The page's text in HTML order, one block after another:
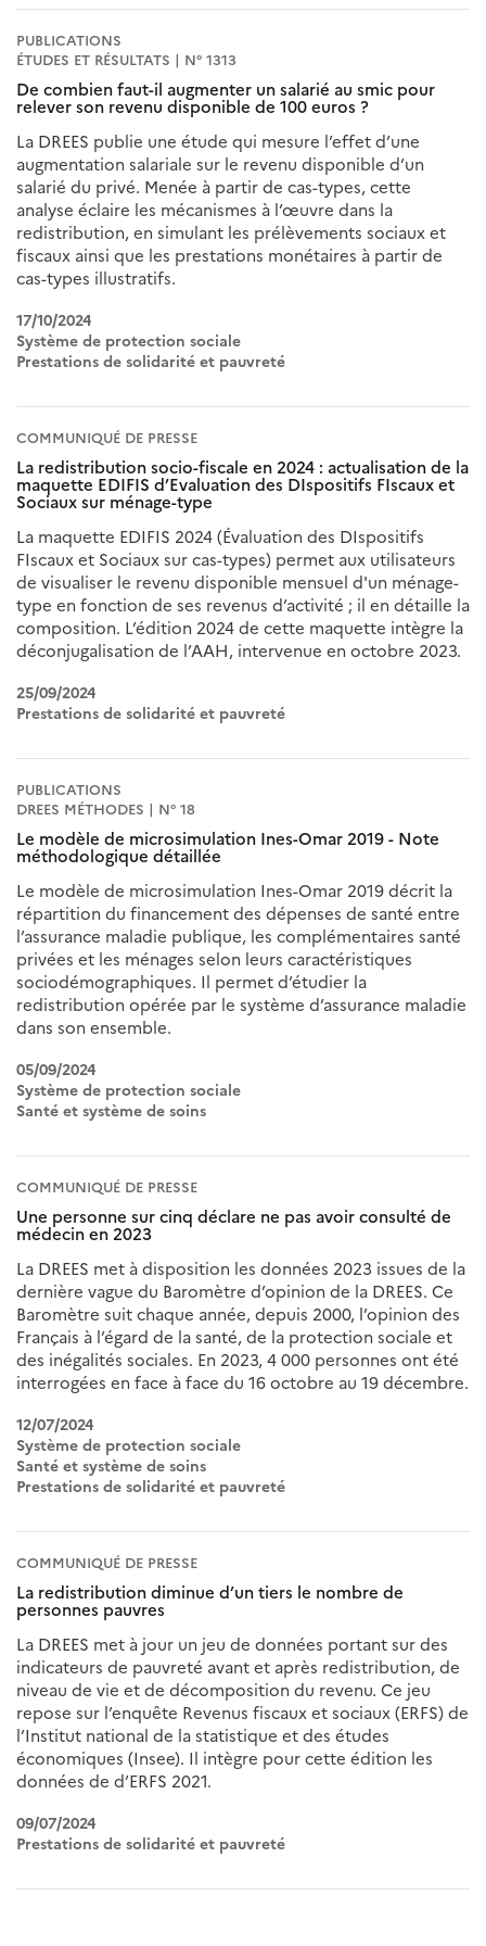
PUBLICATIONS
ÉTUDES ET RÉSULTATS | N° 1313
De combien faut-il augmenter un salarié au smic pour
relever son revenu disponible de 100 euros ?
La DREES publie une étude qui mesure l’effet d’une
augmentation salariale sur le revenu disponible d’un
salarié du privé. Menée à partir de cas-types, cette
analyse éclaire les mécanismes à l’œuvre dans la
redistribution, en simulant les prélèvements sociaux et
fiscaux ainsi que les prestations monétaires à partir de
cas-types illustratifs.
17/10/2024
Système de protection sociale
Prestations de solidarité et pauvreté
COMMUNIQUÉ DE PRESSE
La redistribution socio-fiscale en 2024 : actualisation de la
maquette EDIFIS d’Evaluation des DIspositifs FIscaux et
Sociaux sur ménage-type
La maquette EDIFIS 2024 (Évaluation des DIspositifs
FIscaux et Sociaux sur cas-types) permet aux utilisateurs
de visualiser le revenu disponible mensuel d'un ménage-
type en fonction de ses revenus d’activité ; il en détaille la
composition. L’édition 2024 de cette maquette intègre la
déconjugalisation de l’AAH, intervenue en octobre 2023.
25/09/2024
Prestations de solidarité et pauvreté
PUBLICATIONS
DREES MÉTHODES | N° 18
Le modèle de microsimulation Ines-Omar 2019 - Note
méthodologique détaillée
Le modèle de microsimulation Ines-Omar 2019 décrit la
répartition du financement des dépenses de santé entre
l’assurance maladie publique, les complémentaires santé
privées et les ménages selon leurs caractéristiques
sociodémographiques. Il permet d’étudier la
redistribution opérée par le système d’assurance maladie
dans son ensemble.
05/09/2024
Système de protection sociale
Santé et système de soins
COMMUNIQUÉ DE PRESSE
Une personne sur cinq déclare ne pas avoir consulté de
médecin en 2023
La DREES met à disposition les données 2023 issues de la
dernière vague du Baromètre d’opinion de la DREES. Ce
Baromètre suit chaque année, depuis 2000, l’opinion des
Français à l’égard de la santé, de la protection sociale et
des inégalités sociales. En 2023, 4 000 personnes ont été
interrogées en face à face du 16 octobre au 19 décembre.
12/07/2024
Système de protection sociale
Santé et système de soins
Prestations de solidarité et pauvreté
COMMUNIQUÉ DE PRESSE
La redistribution diminue d’un tiers le nombre de
personnes pauvres
La DREES met à jour un jeu de données portant sur des
indicateurs de pauvreté avant et après redistribution, de
niveau de vie et de décomposition du revenu. Ce jeu
repose sur l’enquête Revenus fiscaux et sociaux (ERFS) de
l’Institut national de la statistique et des études
économiques (Insee). Il intègre pour cette édition les
données de d’ERFS 2021.
09/07/2024
Prestations de solidarité et pauvreté